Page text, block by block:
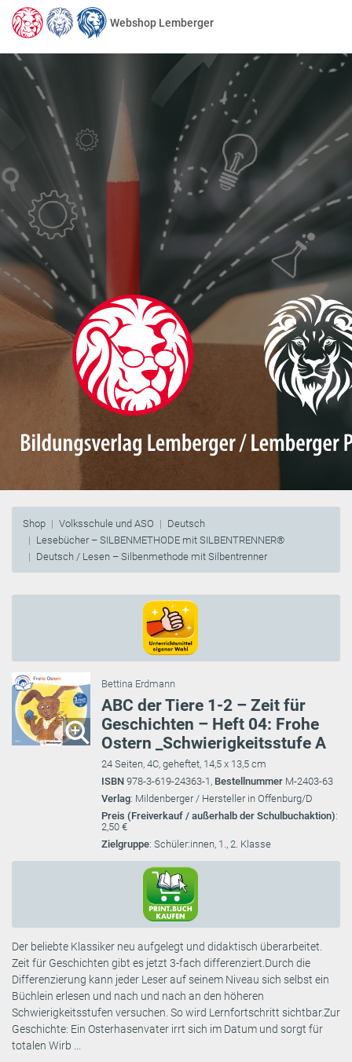
Webshop Lemberger
Shop Volksschule und ASO
Deutsch
Lesebücher – SILBENMETHODE mit SILBENTRENNER®
Deutsch / Lesen – Silbenmethode mit Silbentrenner
Bettina Erdmann
ABC der Tiere 1-2 – Zeit für
Geschichten – Heft 04: Frohe
Ostern _Schwierigkeitsstufe A
24 Seiten, 4C, geheftet, 14,5 x 13,5 cm
ISBN 978-3-619-24363-1, Bestellnummer M-2403-63
Verlag: Mildenberger / Hersteller in Offenburg/D
Preis (Freiverkauf / außerhalb der Schulbuchaktion):
2,50 €
Zielgruppe: Schüler:innen, 1., 2. Klasse
Der beliebte Klassiker neu aufgelegt und didaktisch überarbeitet.
Zeit für Geschichten gibt es jetzt 3-fach differenziert.Durch die
Differenzierung kann jeder Leser auf seinem Niveau sich selbst ein
Büchlein erlesen und nach und nach an den höheren
Schwierigkeitsstufen versuchen. So wird Lernfortschritt sichtbar.Zur
Geschichte: Ein Osterhasenvater irrt sich im Datum und sorgt für
totalen Wirb ...